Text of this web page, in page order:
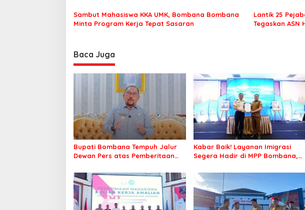
Sambut Mahasiswa KKA UMK, Bombana Bombana
Minta Program Kerja Tepat Sasaran
Lantik 25
Tegaskan
Baca Juga
Bupati Bombana Tempuh Jalur
Dewan Pers atas Pemberitaan
Cirauci II
Kabar Baik! Layanan Imigrasi
Segera Hadir di MPP Bombana,